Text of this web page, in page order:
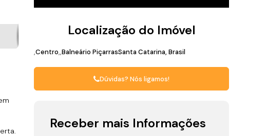
Localização do Imóvel
Centro Balneário PiçarrasSanta Catarina, Brasil
Dúvidas? Nós ligamos!
Receber mais Informações